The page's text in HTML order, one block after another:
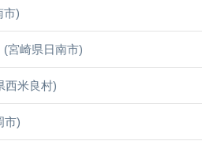
市)
(宮崎県日南市)
西米良村)
市)